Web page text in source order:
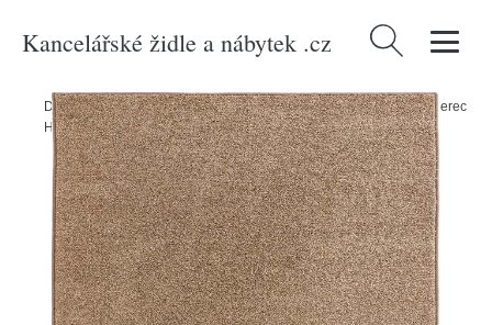
Kancelářské židle a nábytek .cz Vyhledávání
Domů/Produkty/Textil/Koberce a rohožky/Koberce/Hnědý koberec
Hanse Home Pure, 200 x 300 cm